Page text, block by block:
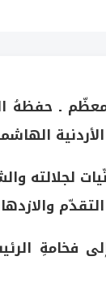
ـ حفظهُ
لجلالته
فخامةِ